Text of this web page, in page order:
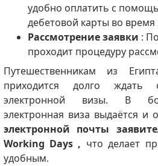
удобно оплатить с
дебетовой карты во
Рассмотрение заявки :
проходит процедуру
Путешественникам из
приходится долго ждать
электронной визы. В
электронная виза выдаётся и
электронной почты
Working Days , что делает
удобным.